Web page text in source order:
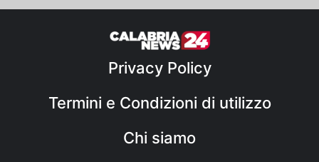
Privacy Policy
Termini e Condizioni di utilizzo
Chi siamo